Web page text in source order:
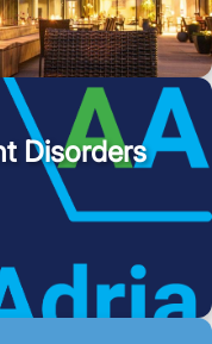
Disorders